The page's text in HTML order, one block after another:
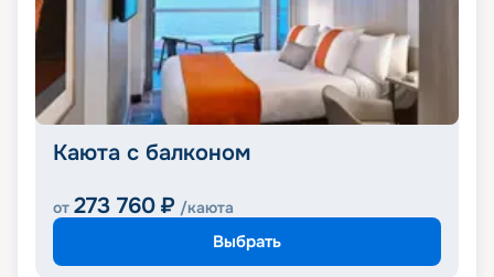
Каюта с балконом
от 273 760 ₽ /каюта
Выбрать